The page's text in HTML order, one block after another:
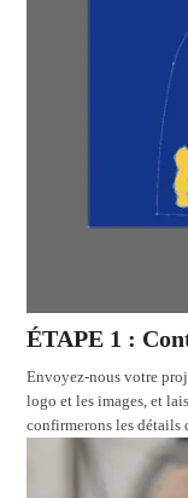
ÉTAPE 1 :
Envoyez-nous votre
logo et les images, et
confirmerons les détails